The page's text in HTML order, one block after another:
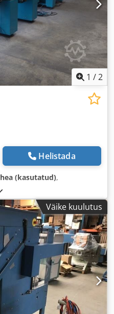
1 /2
Helistada
hea (kasutatud),
Väike kuulutus